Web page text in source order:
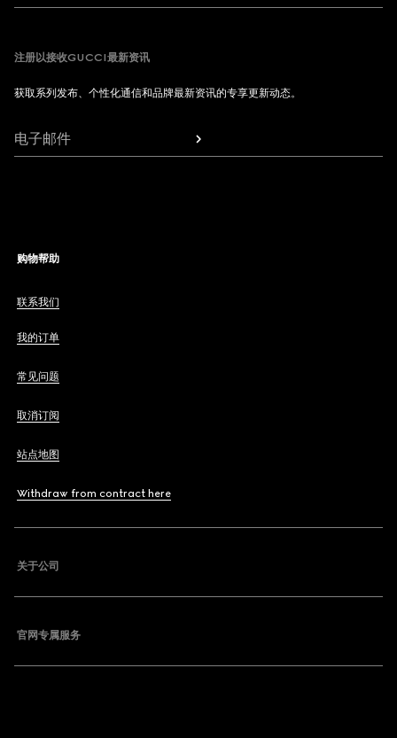
注册以接收GUCCI最新资讯
获取系列发布、个性化通信和品牌最新资讯的专享更新动态。
电子邮件
购物帮助
联系我们
我的订单
常见问题
取消订阅
站点地图
Withdraw from contract here
关于公司
官网专属服务